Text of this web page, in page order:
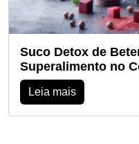
Suco Detox de
Superalimento no
Leia mais